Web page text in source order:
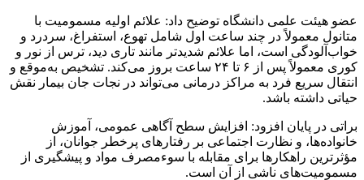
عضو هیئت علمی دانشگاه توضیح داد: علائم اولیه مسمومیت با
متانول معمولاً در چند ساعت اول شامل تهوع، استفراغ، سردرد و
خواب‌آلودگی است، اما علائم شدیدتر مانند تاری دید، ترس از نور و
کوری معمولاً پس از ۶ تا ۲۴ ساعت بروز می‌کند. تشخیص به‌موقع و
انتقال سریع فرد به مراکز درمانی می‌تواند در نجات جان بیمار نقش
حیاتی داشته باشد.
براتی در پایان افزود: افزایش سطح آگاهی عمومی، آموزش
خانواده‌ها، و نظارت اجتماعی بر رفتارهای پرخطر جوانان، از
مؤثرترین راهکارها برای مقابله با سوءمصرف مواد و پیشگیری از
مسمومیت‌های ناشی از آن است.